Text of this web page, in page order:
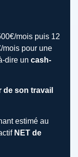
mois puis 12
mois pour une
dire un cash-
de son travail
estimé au
NET de